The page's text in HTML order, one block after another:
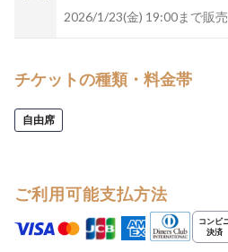
2026/1/23(金) 19:00まで販売
チケットの種類・料金帯
自由席
ご利用可能支払方法